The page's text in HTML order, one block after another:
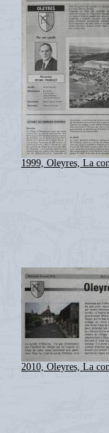
1999, Oleyres, La
2010, Oleyres, La